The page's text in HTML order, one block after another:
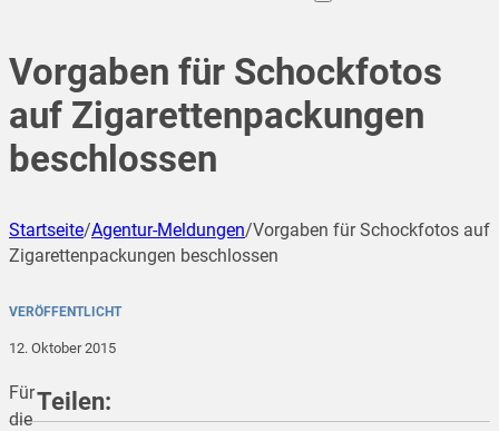
Vorgaben für Schockfotos
auf Zigarettenpackungen
beschlossen
Startseite/Agentur-Meldungen/Vorgaben für Schockfotos auf
Zigarettenpackungen beschlossen
VERÖFFENTLICHT
12. Oktober 2015
Für
die
Teilen: